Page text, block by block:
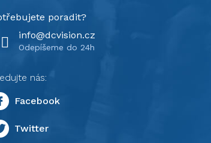
info@dcvision.cz